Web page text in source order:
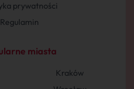
prywatności
Regulamin
miasta
Kraków